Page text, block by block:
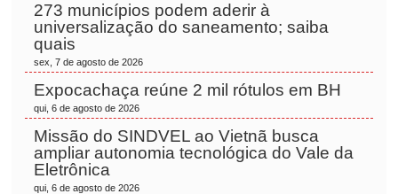
273 municípios podem aderir à
universalização do saneamento; saiba
quais
sex, 7 de agosto de 2026
Expocachaça reúne 2 mil rótulos em BH
qui, 6 de agosto de 2026
Missão do SINDVEL ao Vietnã busca
ampliar autonomia tecnológica do Vale da
Eletrônica
qui, 6 de agosto de 2026